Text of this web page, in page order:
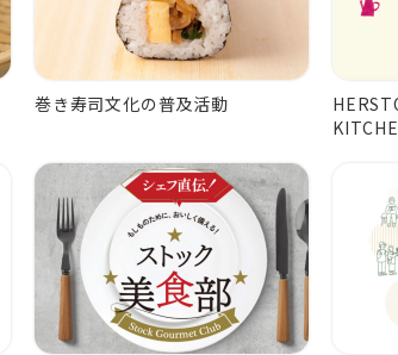
巻き寿司文化の普及活動